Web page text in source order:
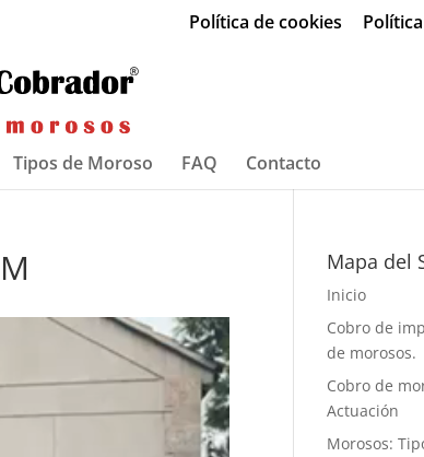
Política de cookies
Tipos de Moroso FAQ Contacto
Mapa del
Inicio
Cobro de
de morosos.
Cobro de
Actuación
Morosos: